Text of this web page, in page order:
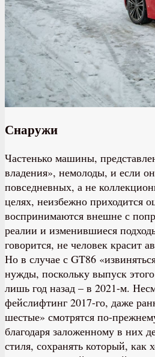
Снаружи
Частенько машины,
владения», немолоды, и если
повседневных, а не
целях, неизбежно приходится
воспринимаются внешне с
реалии и изменившиеся
говорится, не человек красит
Но в случае с GT86
нужды, поскольку выпуск
лишь год назад – в 2021-м.
фейслифтинг 2017-го, даже
шестые» смотрятся по-
благодаря заложенному в них
стиля, сохранять который, как